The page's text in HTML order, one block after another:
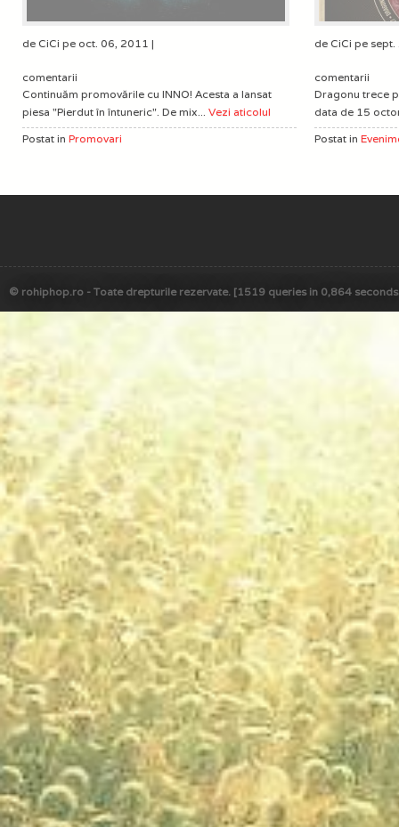
de CiCi pe oct. 06, 2011 |
comentarii
Continuăm promovările cu INNO! Acesta a lansat
piesa "Pierdut în întuneric". De mix... Vezi aticolul
Postat in Promovari
de CiCi pe
comentarii
Dragonu trece
data de 15
Postat in
© rohiphop.ro - Toate drepturile rezervate. [1519 queries in 0,864